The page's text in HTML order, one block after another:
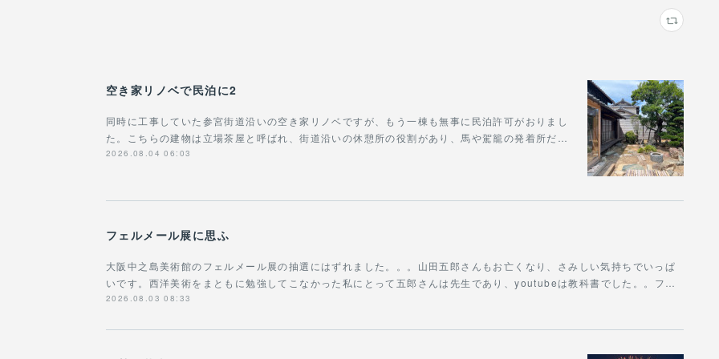
空き家リノベで民泊に2
同時に工事していた参宮街道沿いの空き家リノベですが、もう一棟も無事に民泊許可がおりまし
た。こちらの建物は立場茶屋と呼ばれ、街道沿いの休憩所の役割があり、馬や駕籠の発着所だ…
2026.08.04 06:03
フェルメール展に思ふ
大阪中之島美術館のフェルメール展の抽選にはずれました。。。山田五郎さんもお亡くなり、さみしい気持ちでいっぱ
いです。西洋美術をまともに勉強してこなかった私にとって五郎さんは先生であり、youtubeは教科書でした。。フ…
2026.08.03 08:33